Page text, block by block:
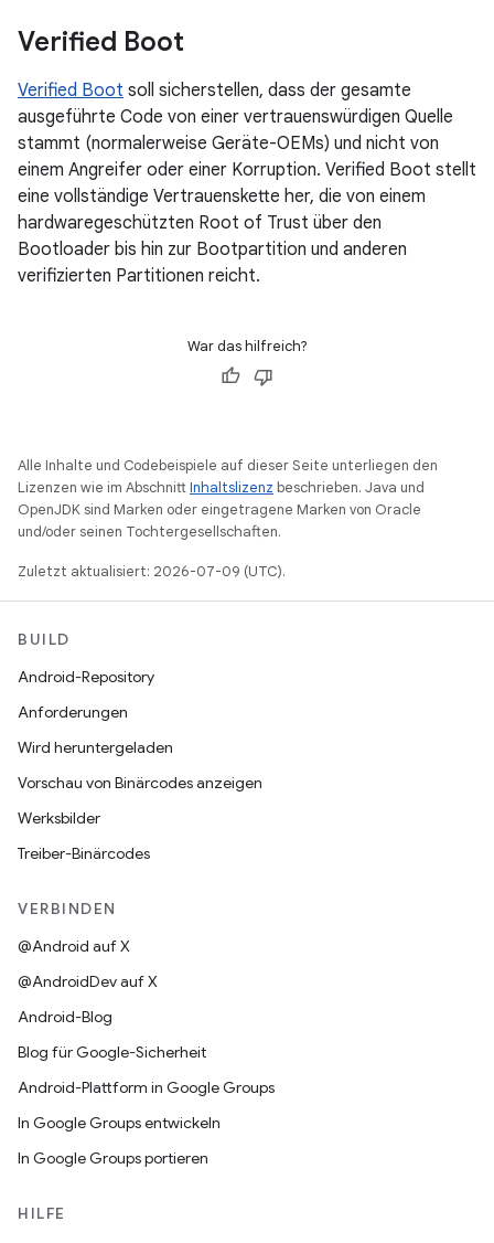
Verified Boot
Verified Boot soll sicherstellen, dass der gesamte
ausgeführte Code von einer vertrauenswürdigen Quelle
stammt (normalerweise Geräte-OEMs) und nicht von
einem Angreifer oder einer Korruption. Verified Boot stellt
eine vollständige Vertrauenskette her, die von einem
hardwaregeschützten Root of Trust über den
Bootloader bis hin zur Bootpartition und anderen
verifizierten Partitionen reicht.
War das hilfreich?
Alle Inhalte und Codebeispiele auf dieser Seite unterliegen den
Lizenzen wie im AbschnittInhaltslizenz beschrieben. Java und
OpenJDK sind Marken oder eingetragene Marken von Oracle
und/oder seinen Tochtergesellschaften.
Zuletzt aktualisiert: 2026-07-09 (UTC).
BUILD
Android-Repository
Anforderungen
Wird heruntergeladen
Vorschau von Binärcodes anzeigen
Werksbilder
Treiber-Binärcodes
VERBINDEN
@Android auf X
@AndroidDev auf X
Android-Blog
Blog für Google-Sicherheit
Android-Plattform in Google Groups
In Google Groups entwickeln
In Google Groups portieren
HILFE